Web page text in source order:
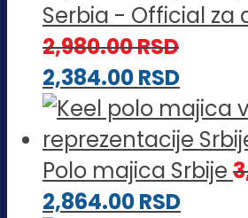
Serbia - Official za
2,980.00RSD
2,384.00RSD
Polo majica Srbije
2,864.00RSD